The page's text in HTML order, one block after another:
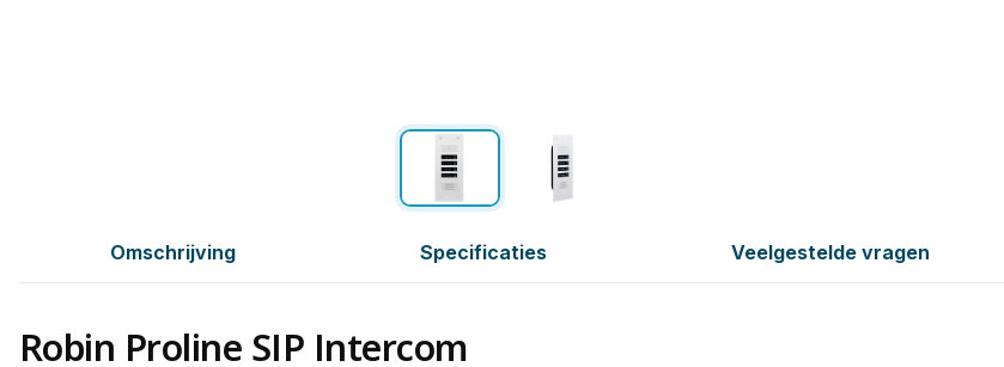
Omschrijving Specificaties Veelgestelde vragen
Robin Proline SIP Intercom